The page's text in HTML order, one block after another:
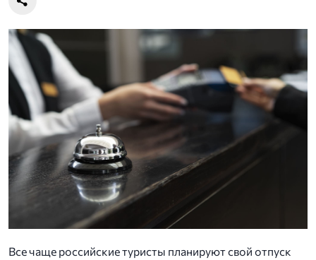
Все чаще российские туристы планируют свой отпуск